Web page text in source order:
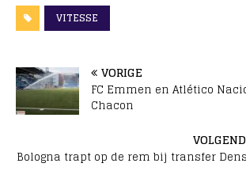
VITESSE
VORIGE
FC Emmen en Atlético
Chacon
Bologna trapt op de rem bij transfer